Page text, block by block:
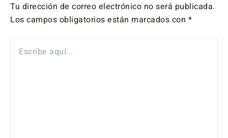
Tu dirección de correo electrónico no será publicada.
Los campos obligatorios están marcados con *
AQUÍ...